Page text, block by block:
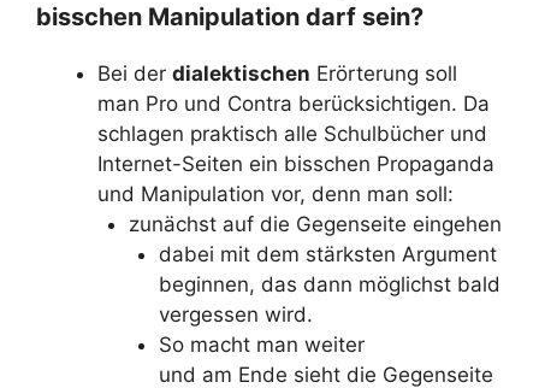
bisschen Manipulation darf sein?
Bei der dialektischen Erörterung soll
man Pro und Contra berücksichtigen. Da
schlagen praktisch alle Schulbücher und
Internet-Seiten ein bisschen Propaganda
und Manipulation vor, denn man soll:
zunächst auf die Gegenseite eingehen
dabei mit dem stärksten Argument
beginnen, das dann möglichst bald
vergessen wird.
So macht man weiter
und am Ende sieht die Gegenseite